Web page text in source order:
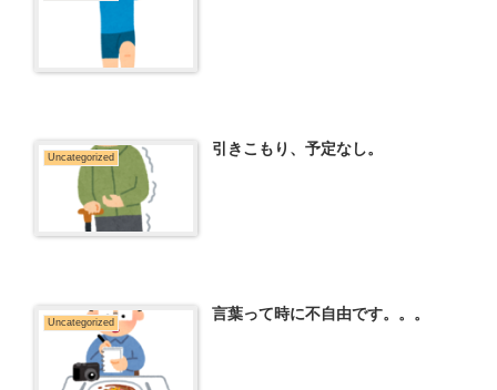
Uncategorized 引きこもり、予定なし。
Uncategorized 言葉って時に不自由です。。。